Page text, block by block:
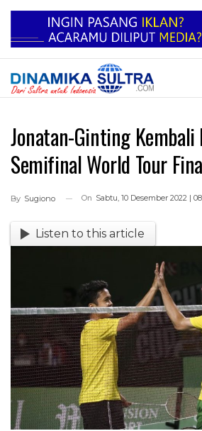
Jonatan-Ginting
Semifinal World Tour
By Sugiono On Sabtu, 10 Desember 2022 |
Listen to this article